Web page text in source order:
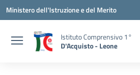
Vai ai contenuti
Vai al menu di navigazione
Vai al footer
Ministero dell'Istruzione e del Merito
Istituto Comprensivo 1°
D'Acquisto - Leone